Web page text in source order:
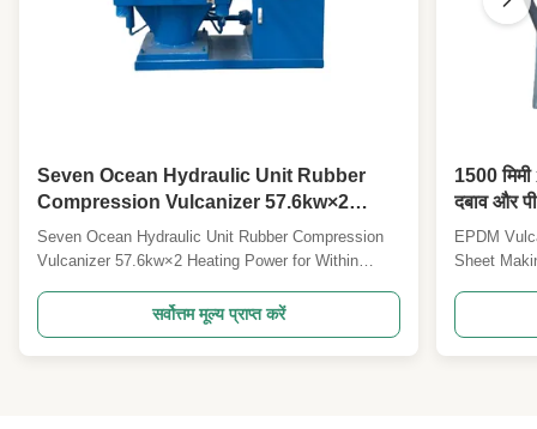
Seven Ocean Hydraulic Unit Rubber
Compression Vulcanizer 57.6kw×2
Heating Power for Within Budget
Seven Ocean Hydraulic Unit Rubber Compression
Vulcanizer 57.6kw×2 Heating Power for Within
Press Machine is a high-performance equipment
designed for the efficient vulcanization of rubber
plates. With a heating power of 57.6kw×2, this
सर्वोत्तम मूल्य प्राप्त करें
1500
दबाव और
ईपीडीएम
EPDM
Sheet
sheets
automotive